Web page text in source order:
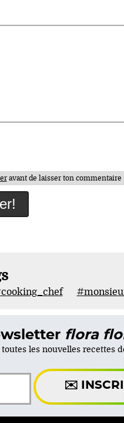
avant de laisser ton commentaire
flora
les nouvelles recettes